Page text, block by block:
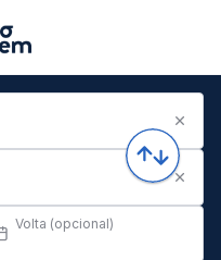
Volta (opcional)